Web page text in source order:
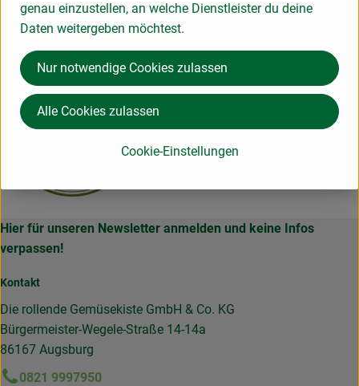
Deutschland
Il Cesto
Hier für unseren Newsletter anmelden und keine Infos
verpassen!
Kontakt
Die rollende Gemüsekiste GmbH & Co. KG
Bürgermeister-Wegele-Straße 14-14a
86167 Augsburg
0821 9997950
genau einzustellen, an welche Dienstleister du deine
Daten weitergeben möchtest.
Cookie-Einstellungen
Nur notwendige Cookies zulassen
Alle Cookies zulassen